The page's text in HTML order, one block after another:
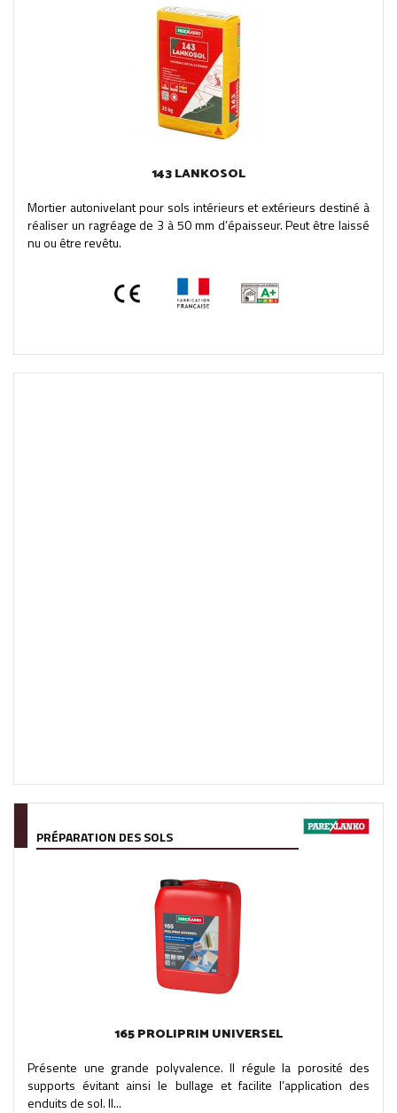
143 LANKOSOL
Mortier autonivelant pour sols intérieurs et extérieurs destiné à
réaliser un ragréage de 3 à 50 mm d’épaisseur. Peut être laissé
nu ou être revêtu.
PRÉPARATION DES SOLS
165 PROLIPRIM UNIVERSEL
Présente une grande polyvalence. Il régule la porosité des
supports évitant ainsi le bullage et facilite l’application des
enduits de sol. Il...